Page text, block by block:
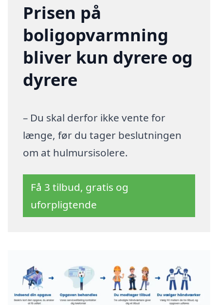
Prisen på
boligopvarmning
bliver kun dyrere og
dyrere
– Du skal derfor ikke vente for
længe, før du tager beslutningen
om at hulmursisolere.
Få 3 tilbud, gratis og
uforpligtende